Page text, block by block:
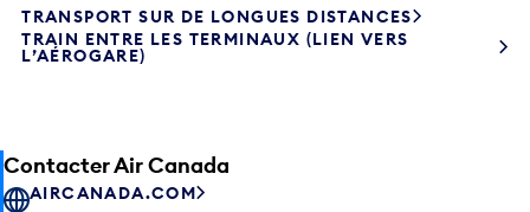
TRANSPORT SUR DE LONGUES DISTANCES
TRAIN ENTRE LES TERMINAUX (LIEN VERS
L’AÉROGARE)
Contacter Air Canada
AIRCANADA.COM